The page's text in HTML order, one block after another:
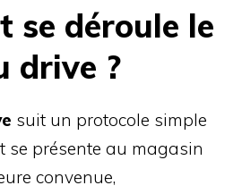
se déroule le
drive ?
suit un protocole simple
se présente au magasin
convenue,